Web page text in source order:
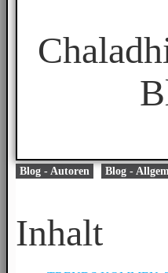
Blog - Autoren Blog -
Inhalt